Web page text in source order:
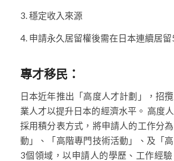
3. 穩定收入來源
4. 申請永久居留權後需在日本連續居
專才移民：
日本近年推出「高度人才計劃」，招
業人才以提升日本的經濟水平。 高度
採用積分表方式，將申請人的工作分
動」、「高階專門技術活動」、及「高
3個領域，以申請人的學歷、工作經